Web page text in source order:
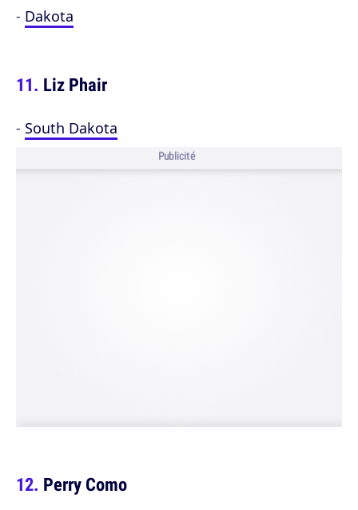
- Dakota
Liz Phair
- South Dakota
Publicité
Perry Como